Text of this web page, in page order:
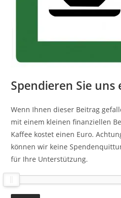
Spendieren Sie uns
Wenn Ihnen dieser Beitrag
mit einem kleinen finanziellen
Kaffee kostet einen Euro.
können wir keine
für Ihre Unterstützung.